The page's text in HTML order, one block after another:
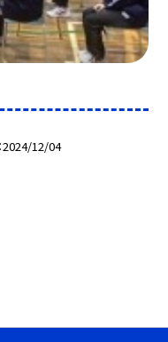
2024/12/04